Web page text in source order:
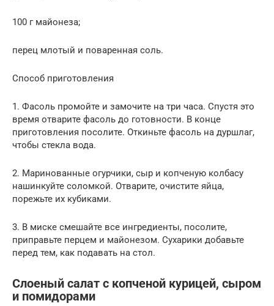
100 г майонеза;
перец млотый и поваренная соль.
Способ приготовления
1. Фасоль промойте и замочите на три часа. Спустя это
время отварите фасоль до готовности. В конце
приготовления посолите. Откиньте фасоль на дуршлаг,
чтобы стекла вода.
2. Маринованные огурчики, сыр и копченую колбасу
нашинкуйте соломкой. Отварите, очистите яйца,
порежьте их кубиками.
3. В миске смешайте все ингредиенты, посолите,
приправьте перцем и майонезом. Сухарики добавьте
перед тем, как подавать на стол.
Слоеный салат с копченой курицей, сыром
и помидорами